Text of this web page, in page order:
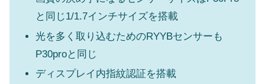
と同じ1/1.7インチサイズを搭載
光を多く取り込むためのRYYBセンサーも
P30proと同じ
ディスプレイ内指紋認証を搭載